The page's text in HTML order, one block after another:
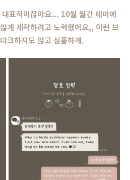
표적이잖아요... 10월 월간 테마에
게 제작하려고 노력했어요,, 이런 브
크하지도 않고 심플하게.